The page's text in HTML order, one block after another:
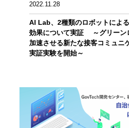
2022.11.28
AI Lab、2種類のロボットによ
効果について実証 ～グリーン
加速させる新たな接客コミュニ
実証実験を開始～